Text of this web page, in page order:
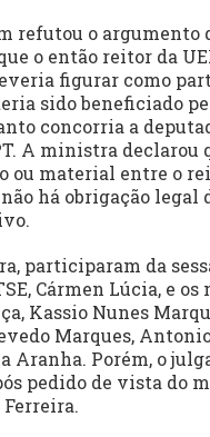
refutou o argumento
o então reitor da
figurar como
sido beneficiado
concorria a
A ministra declarou
ou material entre o
há obrigação legal
participaram da
Cármen Lúcia, e
Kassio Nunes
Marques,
Aranha. Porém, o
pedido de vista do